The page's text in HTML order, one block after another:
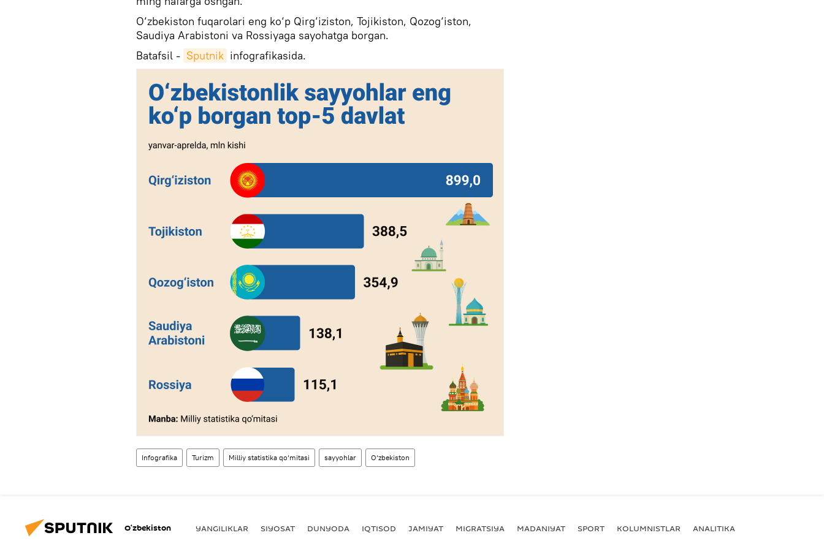
O‘zbekiston fuqarolari eng ko‘p Qirg‘iziston, Tojikiston, Qozog‘iston,
Saudiya Arabistoni va Rossiyaga sayohatga borgan.
Batafsil - Sputnik infografikasida.
Infografika Turizm Milliy statistika qo‘mitasi sayyohlar O‘zbekiston
O‘zbekiston YANGILIKLAR SIYOSAT DUNYODA IQTISOD JAMIYAT MIGRATSIYA MADANIYAT SPORT KOLUMNISTLAR ANALITIKA